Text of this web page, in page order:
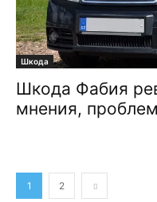
Шкода
Шкода Фабия
мнения,
1 2